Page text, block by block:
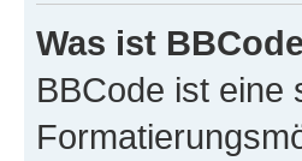
Was ist
BBCode ist eine